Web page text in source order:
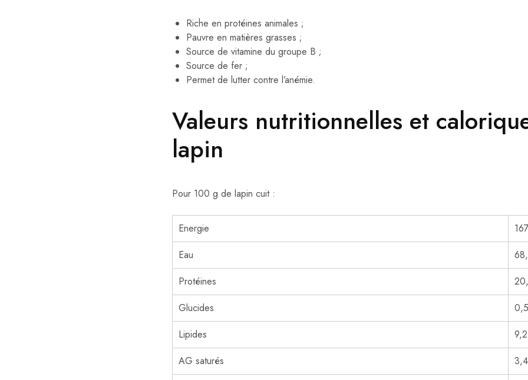
Riche en protéines animales ;
Pauvre en matières grasses ;
Source de vitamine du groupe B ;
Source de fer ;
Permet de lutter contre l’anémie.
Valeurs nutritionnelles et
lapin
Pour 100 g de lapin cuit :
Energie
Eau
Protéines
Glucides
Lipides
AG saturés
Bienvenu chez
Votre partenaire de confiance dans
la vente et la livraison de produits
biologiques et de qualité supérieure.